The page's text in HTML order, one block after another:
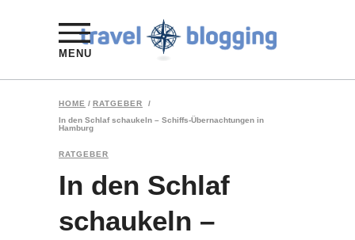
MENU
HOME / RATGEBER
/
In den Schlaf schaukeln – Schiffs-Übernachtungen in
Hamburg
RATGEBER
In den Schlaf
schaukeln –